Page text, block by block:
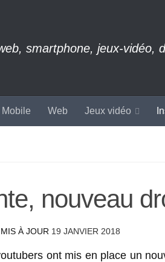
smartphone, jeux-vidéo,
Mobile Web Jeux vidéo
nouveau
MIS À JOUR 19 JANVIER 2018
ont mis en place un